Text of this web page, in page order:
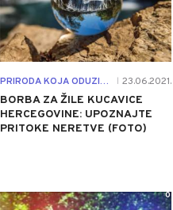
PRIRODA KOJA ODUZIMA DAH 23.06.2021.
BORBA ZA ŽILE KUCAVICE
HERCEGOVINE: UPOZNAJTE
PRITOKE NERETVE (FOTO)
0